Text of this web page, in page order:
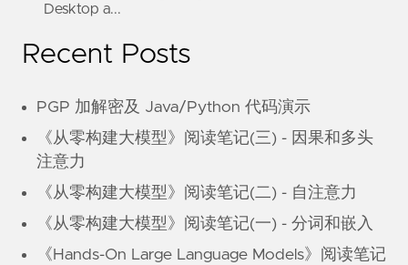
Desktop a...
Recent Posts
PGP 加解密及 Java/Python 代码演示
《从零构建大模型》阅读笔记(三) - 因果和多头
注意力
《从零构建大模型》阅读笔记(二) - 自注意力
《从零构建大模型》阅读笔记(一) - 分词和嵌入
《Hands-On Large Language Models》阅读笔记